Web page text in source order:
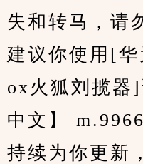
失和转马，请
建议你使用[
ox火狐刘揽器
中文】
持续为你更新